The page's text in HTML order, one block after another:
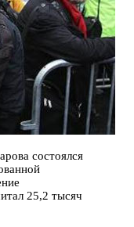
состоялся
25,2 тысяч